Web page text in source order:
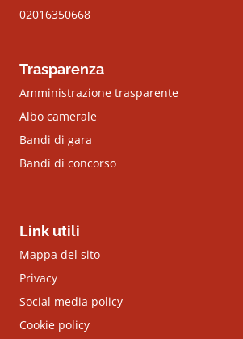
02016350668
Trasparenza
Amministrazione trasparente
Albo camerale
Bandi di gara
Bandi di concorso
Link utili
Mappa del sito
Privacy
Social media policy
Cookie policy